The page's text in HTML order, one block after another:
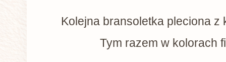
Kolejna bransoletka pleciona z
Tym razem w kolorach